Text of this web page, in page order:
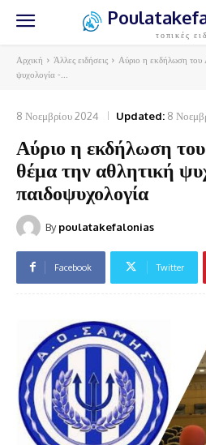
τοπικές
Αρχική Άλλες ειδήσεις
Αύριο η εκδήλωση του
ψυχολογία -...
8 Νοεμβρίου 2024 Updated: 8
Αύριο η εκδήλωση
θέμα την αθλητική
παιδοψυχολογία
By poulatakefalonias
Facebook Twitter